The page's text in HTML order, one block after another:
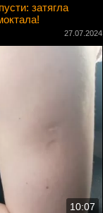
затягла
27.07.2024
10:07